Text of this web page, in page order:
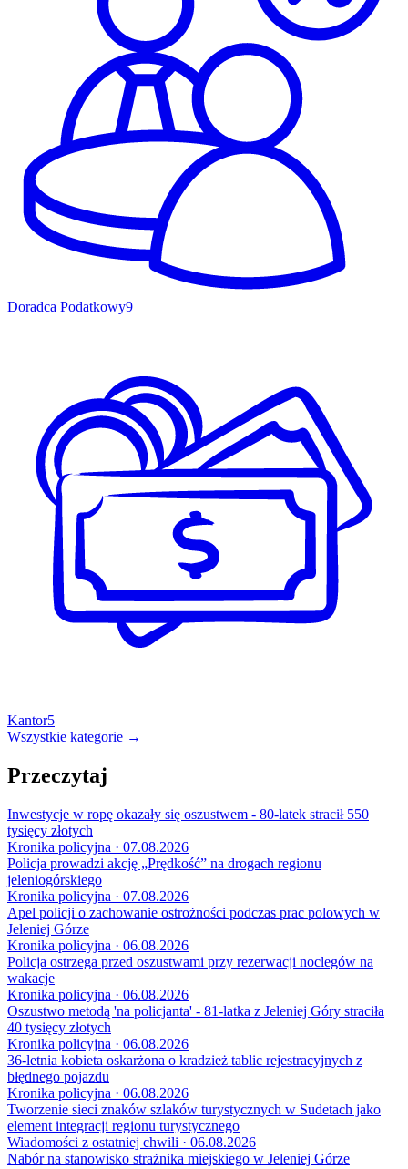
Doradca Podatkowy9
Kantor5
Wszystkie kategorie →
Przeczytaj
Inwestycje w ropę okazały się oszustwem - 80-latek stracił 550
tysięcy złotych
Kronika policyjna · 07.08.2026
Policja prowadzi akcję „Prędkość” na drogach regionu
jeleniogórskiego
Kronika policyjna · 07.08.2026
Apel policji o zachowanie ostrożności podczas prac polowych w
Jeleniej Górze
Kronika policyjna · 06.08.2026
Policja ostrzega przed oszustwami przy rezerwacji noclegów na
wakacje
Kronika policyjna · 06.08.2026
Oszustwo metodą 'na policjanta' - 81-latka z Jeleniej Góry straciła
40 tysięcy złotych
Kronika policyjna · 06.08.2026
36-letnia kobieta oskarżona o kradzież tablic rejestracyjnych z
błędnego pojazdu
Kronika policyjna · 06.08.2026
Tworzenie sieci znaków szlaków turystycznych w Sudetach jako
element integracji regionu turystycznego
Wiadomości z ostatniej chwili · 06.08.2026
Nabór na stanowisko strażnika miejskiego w Jeleniej Górze